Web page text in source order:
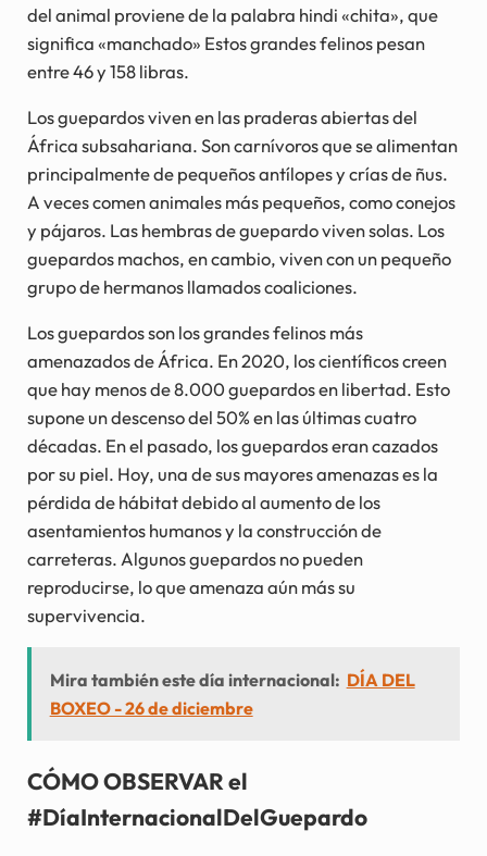
del animal proviene de la palabra hindi «chita», que
significa «manchado» Estos grandes felinos pesan
entre 46 y 158 libras.
Los guepardos viven en las praderas abiertas del
África subsahariana. Son carnívoros que se alimentan
principalmente de pequeños antílopes y crías de ñus.
A veces comen animales más pequeños, como conejos
y pájaros. Las hembras de guepardo viven solas. Los
guepardos machos, en cambio, viven con un pequeño
grupo de hermanos llamados coaliciones.
Los guepardos son los grandes felinos más
amenazados de África. En 2020, los científicos creen
que hay menos de 8.000 guepardos en libertad. Esto
supone un descenso del 50% en las últimas cuatro
décadas. En el pasado, los guepardos eran cazados
por su piel. Hoy, una de sus mayores amenazas es la
pérdida de hábitat debido al aumento de los
asentamientos humanos y la construcción de
carreteras. Algunos guepardos no pueden
reproducirse, lo que amenaza aún más su
supervivencia.
Mira también este día internacional: DÍA DEL
BOXEO - 26 de diciembre
CÓMO OBSERVAR el
#DíaInternacionalDelGuepardo